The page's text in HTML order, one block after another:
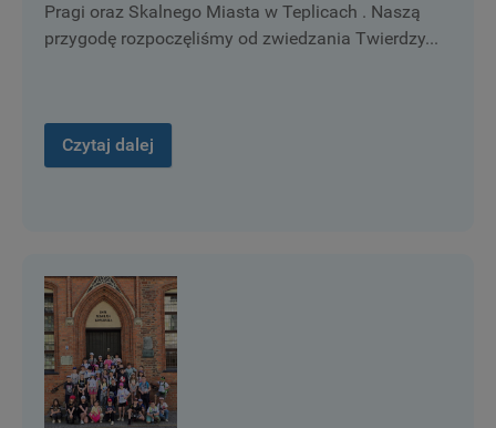
Pragi oraz Skalnego Miasta w Teplicach . Naszą
przygodę rozpoczęliśmy od zwiedzania Twierdzy...
Czytaj dalej